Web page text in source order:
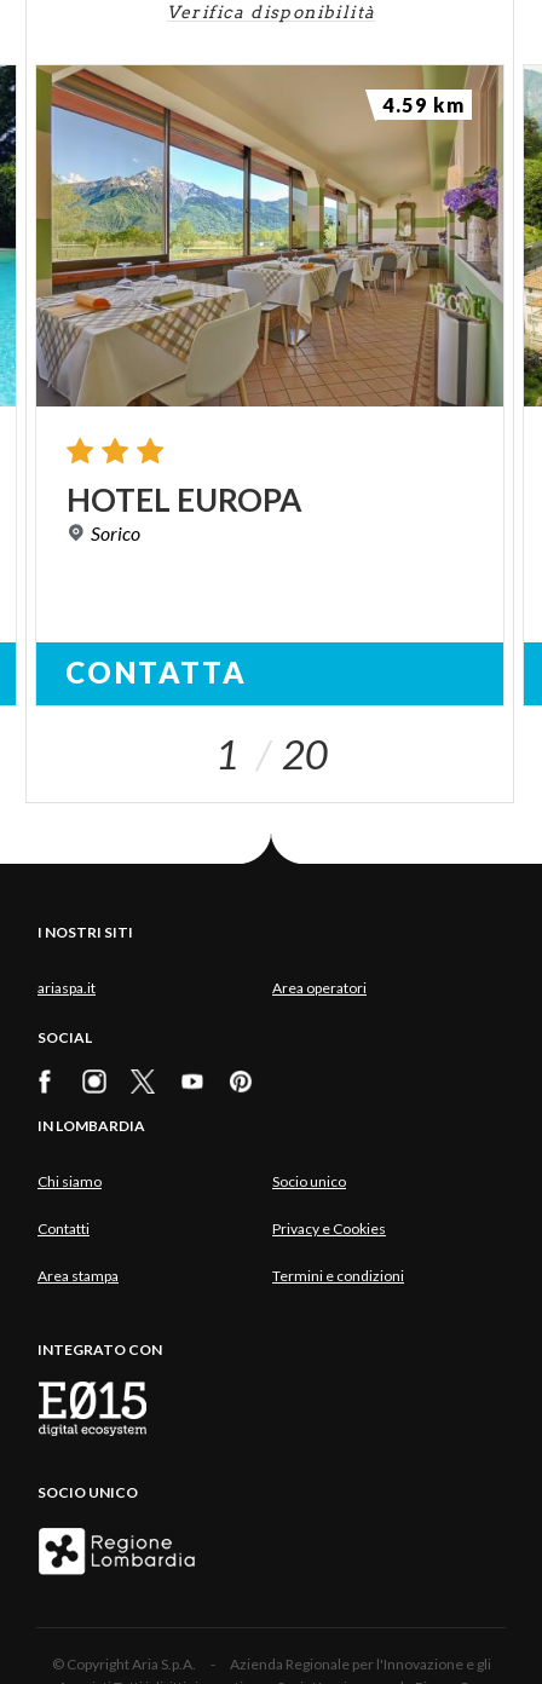
Verifica disponibilità
HOTEL EUROPA
Sorico
CONTATTA
4.59 km
1 20
I NOSTRI SITI
ariaspa.it Area operatori
SOCIAL
IN LOMBARDIA
Chi siamo Socio unico
Contatti Privacy e Cookies
Area stampa Termini e condizioni
INTEGRATO CON
SOCIO UNICO
© Copyright Aria S.p.A. - Azienda Regionale per l'Innovazione e gli